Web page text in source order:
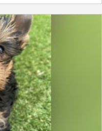
Jahre zu